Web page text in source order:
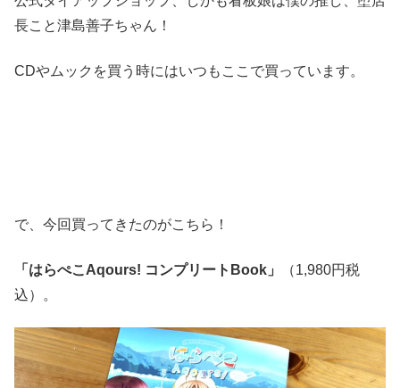
長こと津島善子ちゃん！
CDやムックを買う時にはいつもここで買っています。
で、今回買ってきたのがこちら！
「はらぺこAqours! コンプリートBook」
（1,980円税
込）。